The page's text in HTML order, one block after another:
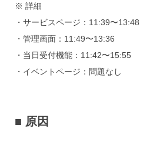
※ 詳細
・サービスページ：11:39〜13:48
・管理画面：11:49〜13:36
・当日受付機能：11:42〜15:55
・イベントページ：問題なし
■ 原因